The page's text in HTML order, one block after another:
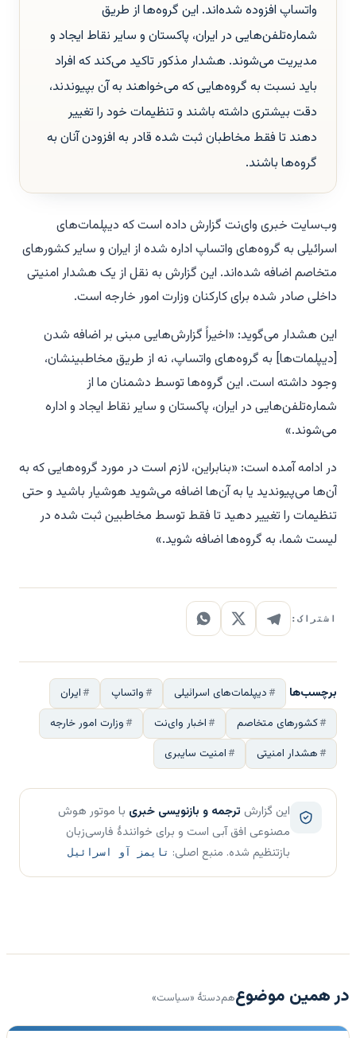
واتساپ افزوده شده‌اند. این گروه‌ها از طریق
شماره‌تلفن‌هایی در ایران، پاکستان و سایر نقاط ایجاد و
مدیریت می‌شوند. هشدار مذکور تاکید می‌کند که افراد
باید نسبت به گروه‌هایی که می‌خواهند به آن بپیوندند،
دقت بیشتری داشته باشند و تنظیمات خود را تغییر
دهند تا فقط مخاطبان ثبت شده قادر به افزودن آنان به
گروه‌ها باشند.
وب‌سایت خبری وای‌نت گزارش داده است که دیپلمات‌های
اسرائیلی به گروه‌های واتساپ اداره شده از ایران و سایر کشورهای
متخاصم اضافه شده‌اند. این گزارش به نقل از یک هشدار امنیتی
داخلی صادر شده برای کارکنان وزارت امور خارجه است.
این هشدار می‌گوید: «اخیراً گزارش‌هایی مبنی بر اضافه شدن
[دیپلمات‌ها] به گروه‌های واتساپ، نه از طریق مخاطبینشان،
وجود داشته است. این گروه‌ها توسط دشمنان ما از
شماره‌تلفن‌هایی در ایران، پاکستان و سایر نقاط ایجاد و اداره
می‌شوند.»
در ادامه آمده است: «بنابراین، لازم است در مورد گروه‌هایی که به
آن‌ها می‌پیوندید یا به آن‌ها اضافه می‌شوید هوشیار باشید و حتی
تنظیمات را تغییر دهید تا فقط توسط مخاطبین ثبت شده در
لیست شما، به گروه‌ها اضافه شوید.»
اشتراک:
برچسب‌ها دیپلمات‌های اسرائیلی واتساپ
ایران
کشورهای متخاصم
اخبار وای‌نت
وزارت امور خارجه
هشدار امنیتی
امنیت سایبری
این گزارش ترجمه و بازنویسی خبری با موتور هوش
مصنوعی افق آبی است و برای خوانندهٔ فارسی‌زبان
بازتنظیم شده. منبع اصلی: تایمز آو اسرائیل
در همین موضوعهم‌دستهٔ «سیاست»